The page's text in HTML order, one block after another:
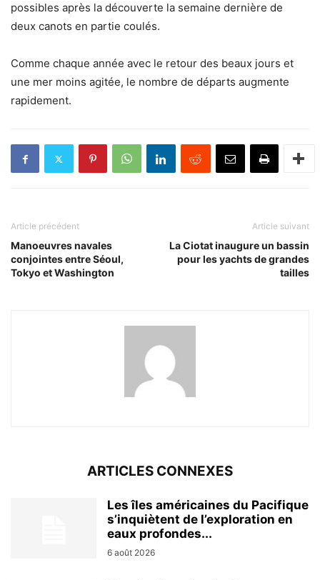
possibles après la découverte la semaine dernière de
deux canots en partie coulés.
Comme chaque année avec le retour des beaux jours et
une mer moins agitée, le nombre de départs augmente
rapidement.
Article précédent
Manoeuvres navales
conjointes entre Séoul,
Tokyo et Washington
Article suivant
La Ciotat inaugure un bassin
pour les yachts de grandes
tailles
ARTICLES CONNEXES
Les îles américaines du Pacifique
s’inquiètent de l’exploration en
eaux profondes...
6 août 2026